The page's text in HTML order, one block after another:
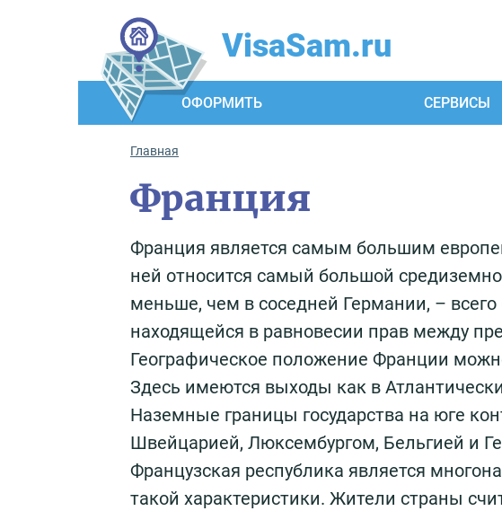
VisaSam.ru
ОФОРМИТЬ СЕРВИСЫ
Главная
Франция
Франция является самым большим
ней относится самый большой
меньше, чем в соседней Германии, –
находящейся в равновесии прав между
Географическое положение Франции
Здесь имеются выходы как в
Наземные границы государства на юге
Швейцарией, Люксембургом, Бельгией и
Французская республика является
такой характеристики. Жители страны